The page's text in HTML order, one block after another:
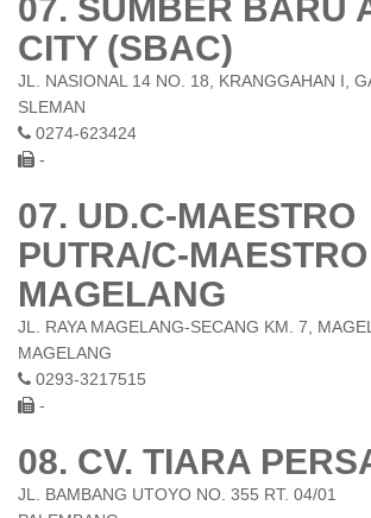
07. SUMBER BARU
CITY (SBAC)
JL. NASIONAL 14 NO. 18, KRANGGAHAN I,
SLEMAN
0274-623424
-
07. UD.C-MAESTRO
PUTRA/C-MAESTRO
MAGELANG
JL. RAYA MAGELANG-SECANG KM. 7,
MAGELANG
0293-3217515
-
08. CV. TIARA
JL. BAMBANG UTOYO NO. 355 RT. 04/01